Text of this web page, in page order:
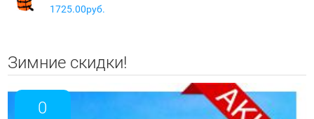
1725.00руб.
Зимние скидки!
0